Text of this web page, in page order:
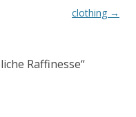
clothing →
Raffinesse“